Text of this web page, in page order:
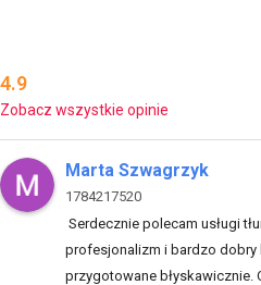
4.9
Zobacz wszystkie opinie
Marta Szwagrzyk
1784217520
Serdecznie polecam usługi
profesjonalizm i bardzo dobry
przygotowane błyskawicznie.